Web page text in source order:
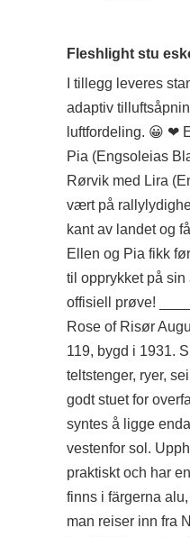
Fleshlight stu
I tillegg leveres
adaptiv
luftfordeling. 😀 ❤
Pia (Engsoleias
Rørvik med Lira
vært på
kant av landet og
Ellen og Pia fikk
til opprykket på sin
offisiell prøve!
Rose of Risør
119, bygd i 1931.
teltstenger, ryer,
godt stuet for
syntes å ligge
vestenfor sol.
praktiskt och har
finns i färgerna
man reiser inn fra